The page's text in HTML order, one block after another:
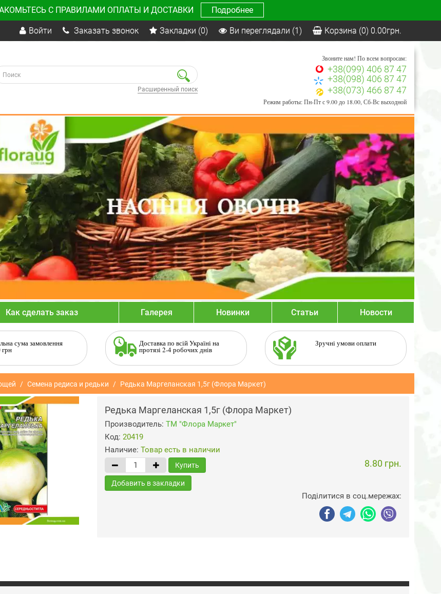
С ПРАВИЛАМИ ОПЛАТЫ И ДОСТАВКИ Подробнее
Войти Заказать звонок Закладки (0) Ви переглядали (1) Корзина (0) 0.00грн.
Расширенный поиск
Звоните нам! По всем вопросам:
+38(099) 406 87 47
+38(098) 406 87 47
+38(073) 466 87 47
Режим работы: Пн-Пт с 9.00 до 18.00, Сб-Вс выходной
Как сделать заказ Галерея Новинки Статьи Новости
сума замовлення Доставка по всій Україні на
протязі 2-4 робочих днів
Зручні умови оплати
Семена редиса и редьки Редька Маргеланская 1,5г (Флора Маркет)
Редька Маргеланская 1,5г (Флора Маркет)
Производитель: ТМ "Флора Маркет"
Код: 20419
Наличие: Товар есть в наличии
Купить 8.80 грн.
Добавить в закладки
Поділитися в соц.мережах: